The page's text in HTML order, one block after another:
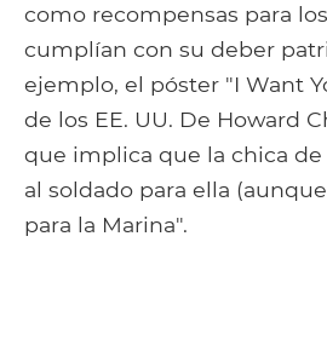
como recompensas para
cumplían con su deber
ejemplo, el póster "I Want
de los EE. UU. De Howard
que implica que la chica
al soldado para ella
para la Marina".